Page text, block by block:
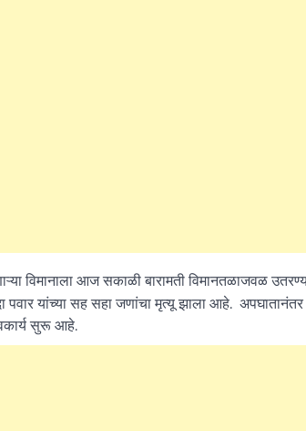
विमानाला आज सकाळी बारामती विमानतळाजवळ
पवार यांच्या सह सहा जणांचा मृत्यू झाला आहे. अपघातानंतर
सुरू आहे.